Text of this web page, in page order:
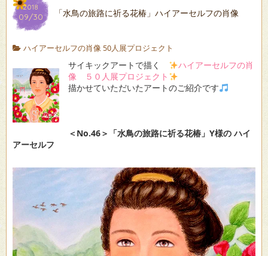
2018
09/30 「水鳥の旅路に祈る花椿」ハイアーセルフの肖像
ハイアーセルフの肖像 50人展プロジェクト
サイキックアートで描く
ハイアーセルフの肖
像 ５０人展プロジェクト
描かせていただいたアートのご紹介です
＜No.46＞「水鳥の旅路に祈る花椿」Y様の ハイ
アーセルフ